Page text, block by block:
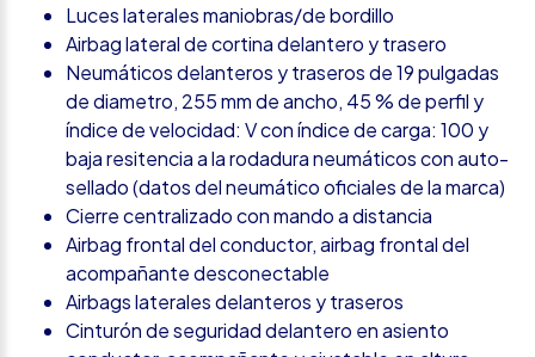
Luces laterales maniobras/de bordillo
Airbag lateral de cortina delantero y trasero
Neumáticos delanteros y traseros de 19 pulgadas
de diametro, 255 mm de ancho, 45 % de perfil y
índice de velocidad: V con índice de carga: 100 y
baja resitencia a la rodadura neumáticos con auto-
sellado (datos del neumático oficiales de la marca)
Cierre centralizado con mando a distancia
Airbag frontal del conductor, airbag frontal del
acompañante desconectable
Airbags laterales delanteros y traseros
Cinturón de seguridad delantero en asiento